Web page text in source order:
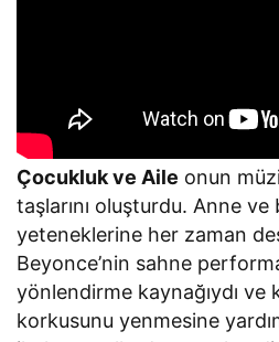
Çocukluk ve Aile onun
taşlarını oluşturdu. Anne ve
yeteneklerine her zaman
Beyonce’nin sahne
yönlendirme kaynağıydı ve
korkusunu yenmesine